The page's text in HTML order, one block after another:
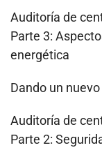
Auditoría de
Parte 3:
energética
Dando un
Auditoría de
Parte 2: